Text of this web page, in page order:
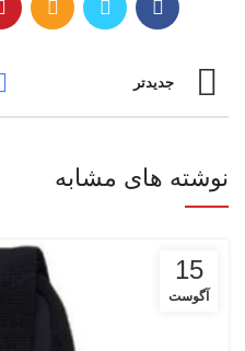
جدیدتر
نوشته های مشابه
15
آگوست